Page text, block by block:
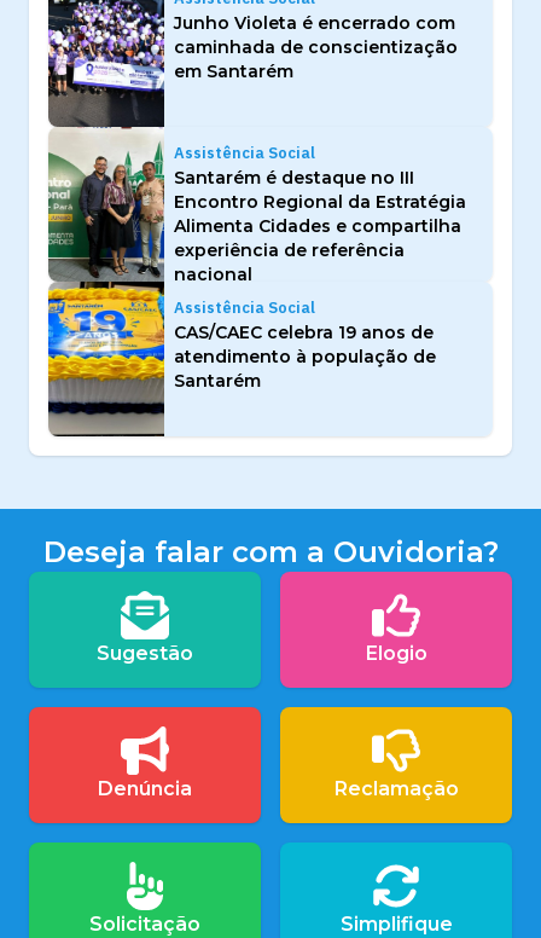
Junho Violeta é encerrado com
caminhada de conscientização
em Santarém
Assistência Social
Santarém é destaque no III
Encontro Regional da Estratégia
Alimenta Cidades e compartilha
experiência de referência
nacional
Assistência Social
CAS/CAEC celebra 19 anos de
atendimento à população de
Santarém
Deseja falar com a Ouvidoria?
Sugestão Elogio
Denúncia Reclamação
Solicitação Simplifique